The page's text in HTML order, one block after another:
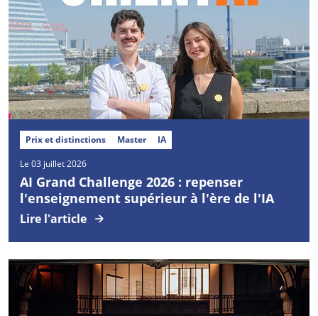
Prix et distinctions Master IA
Le 03 juillet 2026
AI Grand Challenge 2026 : repenser
l'enseignement supérieur à l'ère de l'IA
Lire l'article